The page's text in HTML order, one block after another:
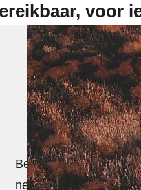
voor
Beslis mee over de
netwerk.